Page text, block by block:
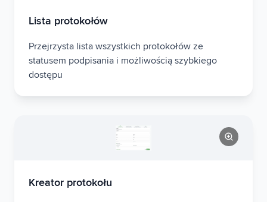
Lista protokołów
Przejrzysta lista wszystkich protokołów ze
statusem podpisania i możliwością szybkiego
dostępu
Kreator protokołu